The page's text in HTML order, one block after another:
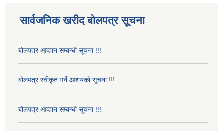
सार्वजनिक खरीद बोलपत्र सूचना
बोलपत्र आव्हान सम्बन्धी सूचना !!!
बोलपत्र स्वीकृत गर्ने आशयको सूचना !!!
बोलपत्र आव्हान सम्बन्धी सूचना !!!